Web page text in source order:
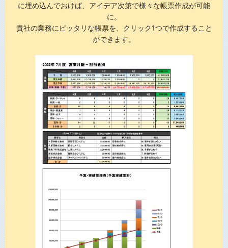
に埋め込んでおけば、 アイデア次第で様々な帳票作成が可能
に。
貴社の業務にピッタリな帳票を、クリック1つで作成すること
ができます。